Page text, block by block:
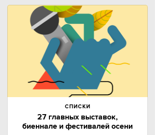
СПИСКИ
27 главных выставок,
биеннале и фестивалей осени